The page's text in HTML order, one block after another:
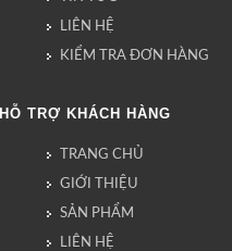
LIÊN HỆ
KIỂM TRA ĐƠN HÀNG
HỖ TRỢ KHÁCH HÀNG
TRANG CHỦ
GIỚI THIỆU
SẢN PHẨM
LIÊN HỆ